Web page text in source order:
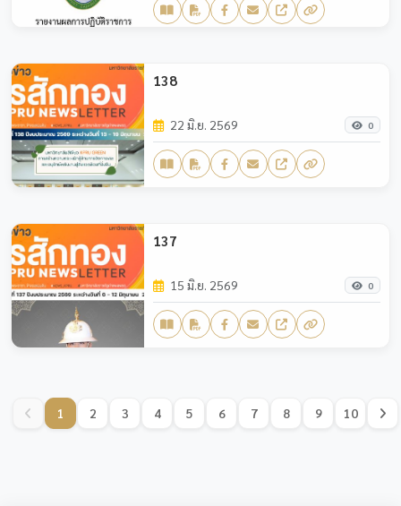
138
22 มิ.ย. 2569 0
137
15 มิ.ย. 2569 0
1 2 3 4 5 6 7 8 9 10